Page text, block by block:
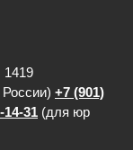
1419
+7 (901)
14-31 (для юр